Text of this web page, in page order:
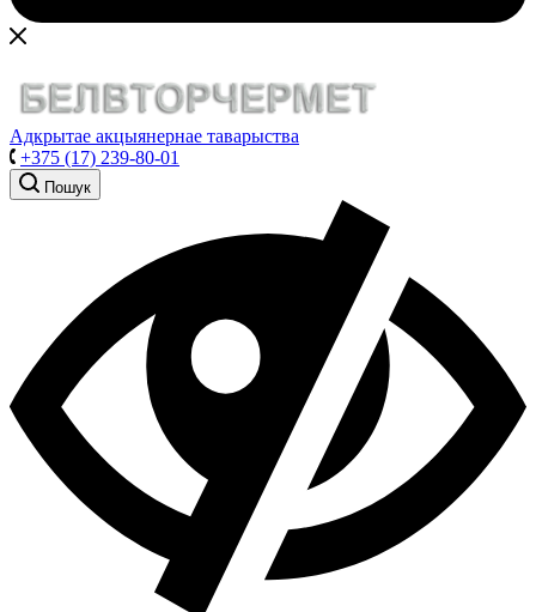
Адкрытае акцыянернае таварыства
+375 (17) 239-80-01
Пошук